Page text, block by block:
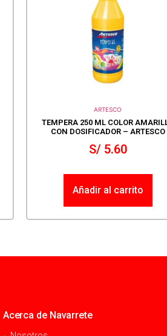
ARTESCO
TEMPERA 250 ML COLOR
CON DOSIFICADOR – ARTESCO
S/5.60
Añadir al carrito
Acerca de Navarrete